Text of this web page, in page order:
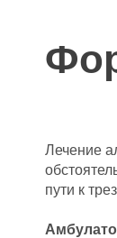
Лечение
пути к